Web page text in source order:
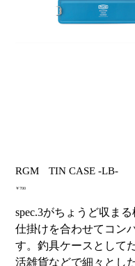
RGM TIN CASE -LB-
価
￥700
spec.3がちょうど収ま
仕掛けを合わせてコン
す。釣具ケースとして
活雑貨などで細々とし